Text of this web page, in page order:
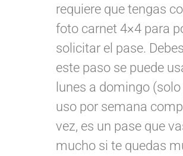
requiere que tengas
foto carnet 4×4 para
solicitar el pase.
este paso se puede
lunes a domingo
uso por semana
vez, es un pase que
mucho si te quedas